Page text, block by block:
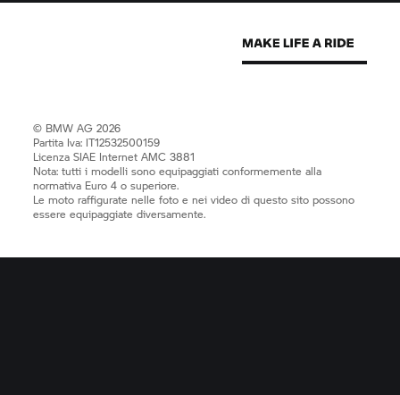
© BMW AG 2026
Partita Iva: IT12532500159
Licenza SIAE Internet AMC 3881
Nota: tutti i modelli sono equipaggiati conformemente alla
normativa Euro 4 o superiore.
Le moto raffigurate nelle foto e nei video di questo sito possono
essere equipaggiate diversamente.